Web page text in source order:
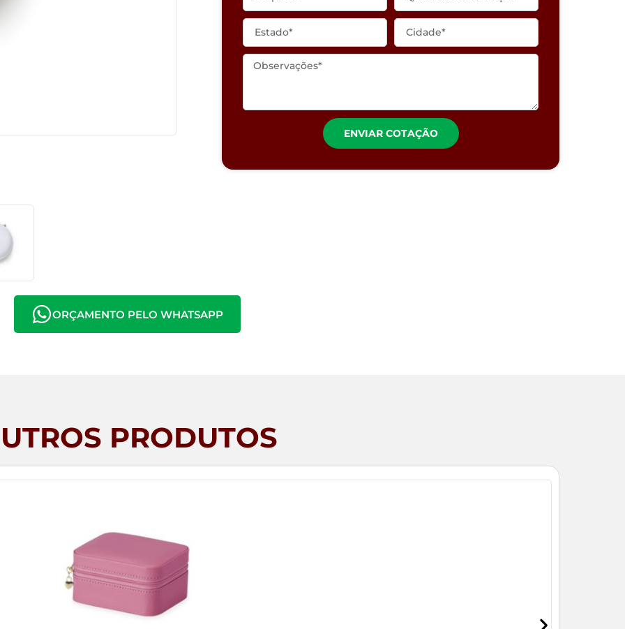
ENVIAR COTAÇÃO
ORÇAMENTO PELO WHATSAPP
PRODUTOS